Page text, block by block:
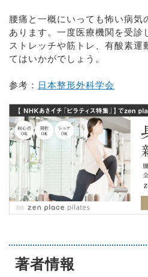
腰痛と一概にいっても怖い病気
あります。一度医療機関を受診
ストレッチや筋トレ、有酸素運
てはいかがでしょう。
参考： 日本整形外科学会
著者情報